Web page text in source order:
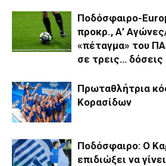
Ποδόσφαιρο-
προκρ., Α’
«πέταγμα» του
σε τρεις… δόσεις
Πρωταθλήτρια
Κορασίδων
Ποδόσφαιρο: Ο
επιδιώξει να